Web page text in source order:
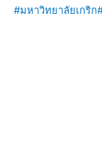
#มหาวิทยาลัยเกริก